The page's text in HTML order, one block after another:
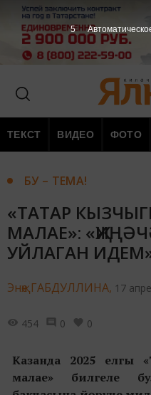
ТЕКСТ ВИДЕО ФОТО
БУ – ТЕМА!
«ТАТАР
МАЛАЕ»:
УЙЛАГАН
Энҗе ГАБДУЛЛИНА, 17
454 0 0
Казанда 2025 елгы «
малае» билгеле
4